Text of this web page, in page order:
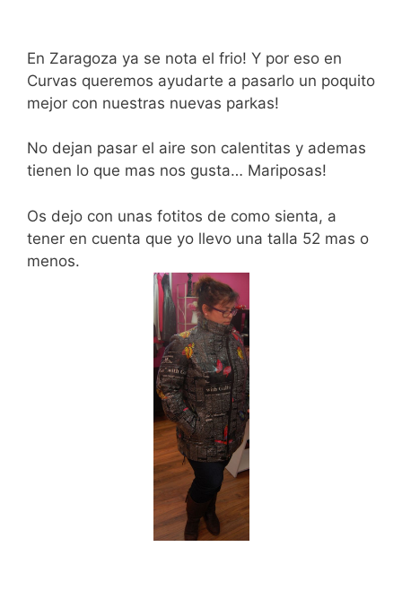
En Zaragoza ya se nota el frio! Y por eso en
Curvas queremos ayudarte a pasarlo un poquito
mejor con nuestras nuevas parkas!
No dejan pasar el aire son calentitas y ademas
tienen lo que mas nos gusta… Mariposas!
Os dejo con unas fotitos de como sienta, a
tener en cuenta que yo llevo una talla 52 mas o
menos.